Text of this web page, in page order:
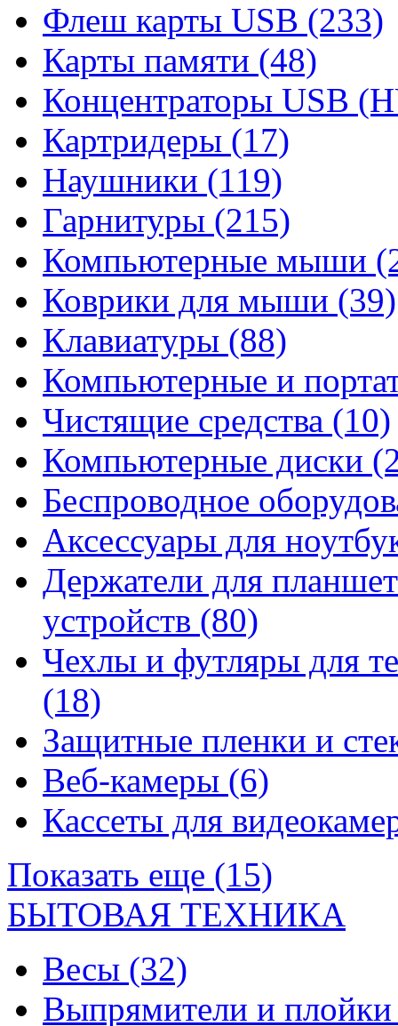
Флеш карты USB (233)
Карты памяти (48)
Концентраторы USB
Картридеры (17)
Наушники (119)
Гарнитуры (215)
Компьютерные мыши
Коврики для мыши (39)
Клавиатуры (88)
Компьютерные и
Чистящие средства (10)
Компьютерные диски
Беспроводное
Аксессуары для
Держатели для
устройств (80)
Чехлы и футляры для
(18)
Защитные пленки и
Веб-камеры (6)
Кассеты для
Показать еще (15)
БЫТОВАЯ ТЕХНИКА
Весы (32)
Выпрямители и